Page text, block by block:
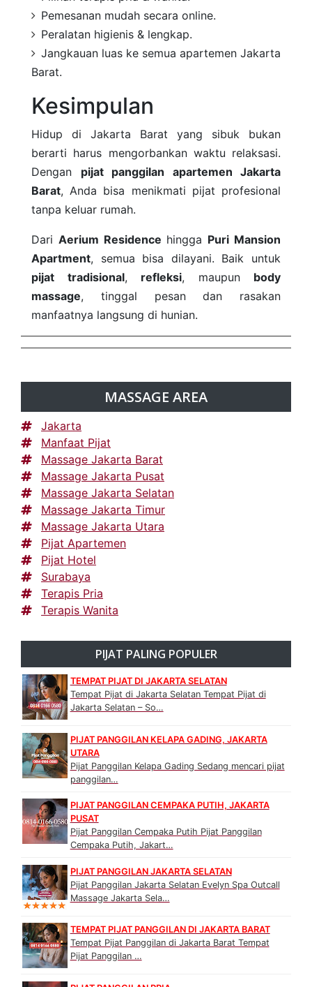
Pemesanan mudah secara online.
Peralatan higienis & lengkap.
Jangkauan luas ke semua apartemen Jakarta
Barat.
Kesimpulan
Hidup di Jakarta Barat yang sibuk bukan
berarti harus mengorbankan waktu relaksasi.
Dengan pijat panggilan apartemen Jakarta
Barat, Anda bisa menikmati pijat profesional
tanpa keluar rumah.
Dari Aerium Residence hingga Puri Mansion
Apartment, semua bisa dilayani. Baik untuk
pijat tradisional, refleksi, maupun body
massage, tinggal pesan dan rasakan
manfaatnya langsung di hunian.
MASSAGE AREA
Jakarta
Manfaat Pijat
Massage Jakarta Barat
Massage Jakarta Pusat
Massage Jakarta Selatan
Massage Jakarta Timur
Massage Jakarta Utara
Pijat Apartemen
Pijat Hotel
Surabaya
Terapis Pria
Terapis Wanita
PIJAT PALING POPULER
TEMPAT PIJAT DI JAKARTA SELATAN
Tempat Pijat di Jakarta Selatan Tempat Pijat di
Jakarta Selatan – So…
PIJAT PANGGILAN KELAPA GADING, JAKARTA
UTARA
Pijat Panggilan Kelapa Gading Sedang mencari pijat
panggilan…
PIJAT PANGGILAN CEMPAKA PUTIH, JAKARTA
PUSAT
Pijat Panggilan Cempaka Putih Pijat Panggilan
Cempaka Putih, Jakart…
PIJAT PANGGILAN JAKARTA SELATAN
Pijat Panggilan Jakarta Selatan Evelyn Spa Outcall
Massage Jakarta Sela…
TEMPAT PIJAT PANGGILAN DI JAKARTA BARAT
Tempat Pijat Panggilan di Jakarta Barat Tempat
Pijat Panggilan …